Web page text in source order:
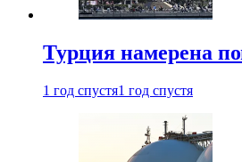
Турция намерена
1 год спустя1 год спустя